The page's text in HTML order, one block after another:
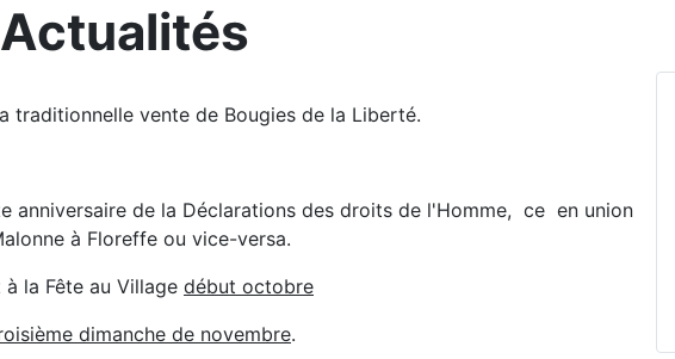
traditionnelle vente de Bougies de la Liberté.
anniversaire de la Déclarations des droits de l'Homme, ce en union
à Floreffe ou vice-versa.
la Fête au Village début octobre
dimanche de novembre.